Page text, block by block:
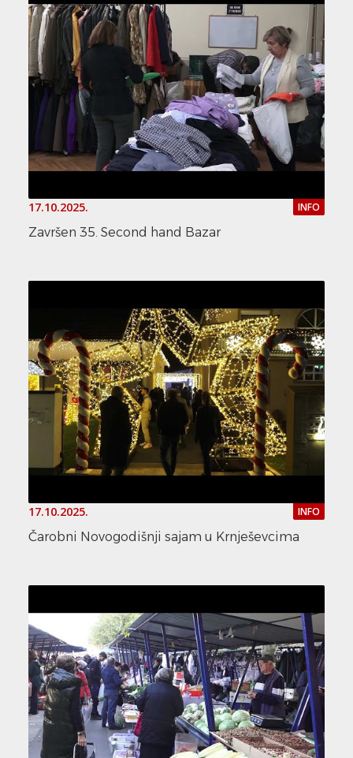
17.10.2025. INFO
Završen 35. Second hand Bazar
17.10.2025. INFO
Čarobni Novogodišnji sajam u Krnješevcima